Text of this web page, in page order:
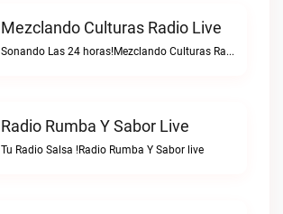
Mezclando Culturas Radio Live
Sonando Las 24 horas!Mezclando Culturas Radio live
Radio Rumba Y Sabor Live
Tu Radio Salsa !Radio Rumba Y Sabor live